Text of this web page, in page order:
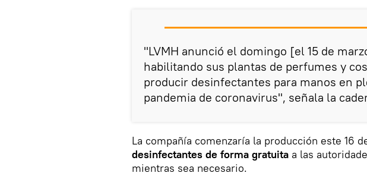
"LVMH anunció el domingo [el 15 de
habilitando sus plantas de perfumes y
producir desinfectantes para manos en
pandemia de coronavirus", señala la
La compañía comenzaría la producción este 16
desinfectantes de forma gratuita a las
mientras sea necesario.